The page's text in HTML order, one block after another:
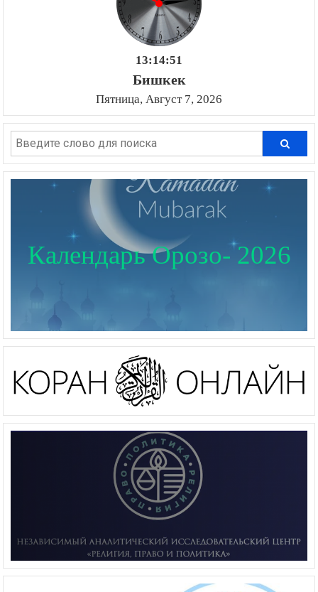
13:14:51
Бишкек
Пятница, Август 7, 2026
Календарь Орозо- 2026